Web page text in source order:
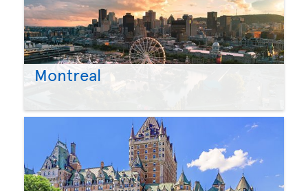
Montreal